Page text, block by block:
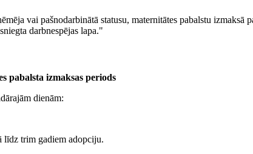
vai pašnodarbinātā statusu, maternitātes pabalstu izmaksā
darbnespējas lapa."
pabalsta izmaksas periods
dienām:
līdz trim gadiem adopciju.